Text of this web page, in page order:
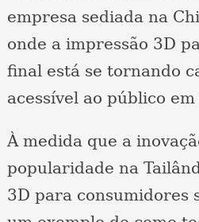
empresa sediada na
onde a impressão 3D
final está se tornando
acessível ao público
À medida que a
popularidade na
3D para consumidores